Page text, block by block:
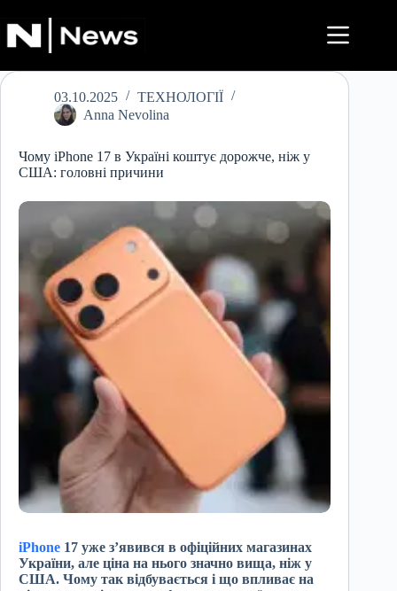
до
вмісту
03.10.2025
ТЕХНОЛОГІЇ
Anna Nevolina
Чому iPhone 17 в Україні коштує дорожче, ніж у
США: головні причини
iPhone 17 уже з’явився в офіційних магазинах
України, але ціна на нього значно вища, ніж у
США. Чому так відбувається і що впливає на